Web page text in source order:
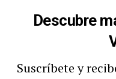
Descubre
Suscríbete y